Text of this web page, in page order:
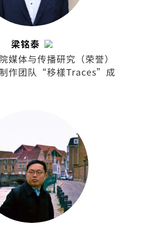
梁铭泰
媒体与传播研究（荣誉）
作团队“移樣Traces”成